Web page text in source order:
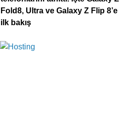
Fold8, Ultra ve Galaxy Z Flip 8’e
ilk bakış